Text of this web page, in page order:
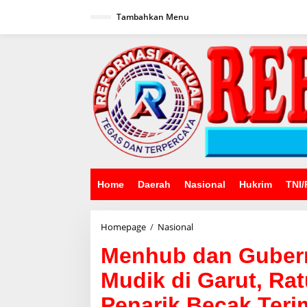
Tambahkan Menu
Home Daerah Nasional Hukrim TNI/
Homepage / NasionalMenhub
Gubernur
Jabar
Tinjau
Kesiapan
Mudik
Menhub dan
Mudik di Garut,